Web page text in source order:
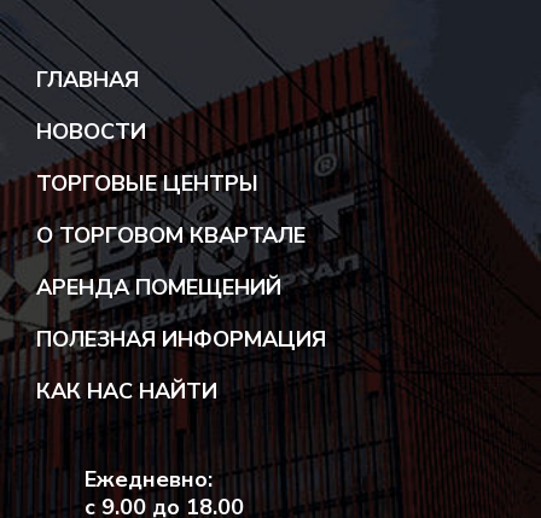
ГЛАВНАЯ
НОВОСТИ
ТОРГОВЫЕ ЦЕНТРЫ
ТЦ «ДВЕРИ И НАПОЛЬНЫЕ ПОКРЫТИЯ»
ТЦ «СТРОИТЕЛЬНЫЕ МАТЕРИАЛЫ»
ТЦ «САНТЕХНИКА И ОБОИ»
ТЦ «КУХНИ И КУХОННОЕ
ОБОРУДОВАНИЕ»
ТЦ «НА ФРУНЗЕ»
О ТОРГОВОМ КВАРТАЛЕ
АРЕНДА ПОМЕЩЕНИЙ
ПОЛЕЗНАЯ ИНФОРМАЦИЯ
КАК НАС НАЙТИ
Ежедневно:
с 9.00 до 18.00